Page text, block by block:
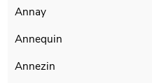
Annay
Annequin
Annezin